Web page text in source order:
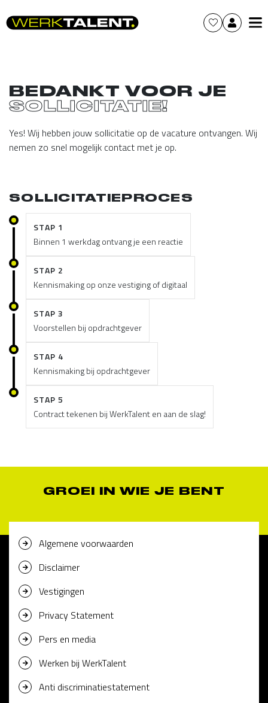
BEDANKT VOOR JE
SOLLICITATIE!
Yes! Wij hebben jouw sollicitatie op de vacature ontvangen. Wij
nemen zo snel mogelijk contact met je op.
SOLLICITATIEPROCES
STAP 1
Binnen 1 werkdag ontvang je een reactie
STAP 2
Kennismaking op onze vestiging of digitaal
STAP 3
Voorstellen bij opdrachtgever
STAP 4
Kennismaking bij opdrachtgever
STAP 5
Contract tekenen bij WerkTalent en aan de slag!
GROEI IN WIE JE BENT
Algemene voorwaarden
Disclaimer
Vestigingen
Privacy Statement
Pers en media
Werken bij WerkTalent
Anti discriminatiestatement